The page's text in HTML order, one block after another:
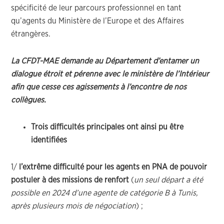
spécificité de leur parcours professionnel en tant
qu’agents du Ministère de l’Europe et des Affaires
étrangères.
La CFDT-MAE demande au Département d’entamer un
dialogue étroit et pérenne avec le ministère de l’Intérieur
afin que cesse ces agissements à l’encontre de nos
collègues.
Trois difficultés principales ont ainsi pu être
identifiées
1/ l’extrême difficulté pour les agents en PNA de pouvoir
postuler à des missions de renfort (un seul départ a été
possible en 2024 d’une agente de catégorie B à Tunis,
après plusieurs mois de négociation) ;